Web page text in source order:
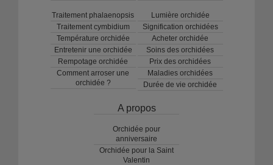
Traitement phalaenopsis
Traitement cymbidium
Température orchidée
Entretenir une orchidée
Rempotage orchidée
Comment arroser une
orchidée ?
Lumière orchidée
Signification orchidées
Acheter orchidée
Soins des orchidées
Prix des orchidées
Maladies orchidées
Durée de vie orchidée
A propos
Orchidée pour
anniversaire
Orchidée pour la Saint
Valentin